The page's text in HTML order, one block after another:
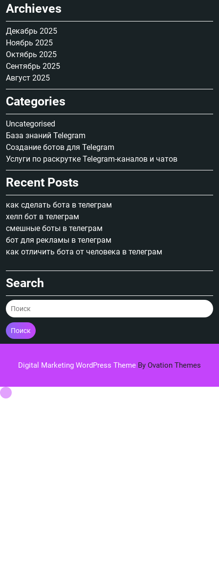
Archieves
Декабрь 2025
Ноябрь 2025
Октябрь 2025
Сентябрь 2025
Август 2025
Categories
Uncategorised
База знаний Telegram
Создание ботов для Telegram
Услуги по раскрутке Telegram-каналов и чатов
Recent Posts
как сделать бота в телеграм
хелп бот в телеграм
смешные боты в телеграм
бот для рекламы в телеграм
как отличить бота от человека в телеграм
Search
Поиск
Digital Marketing WordPress Theme By Ovation Themes